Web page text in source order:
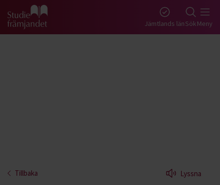
Gå till studiefrämjandets startsida Jämtlands länSökMeny
Tillbaka Lyssna